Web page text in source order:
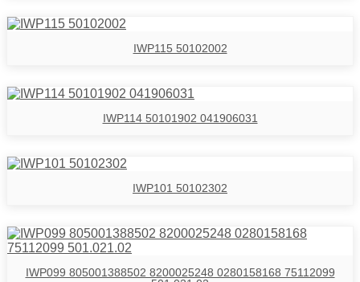
IWP115 50102002
IWP114 50101902 041906031
IWP101 50102302
IWP099 805001388502 8200025248 0280158168 75112099